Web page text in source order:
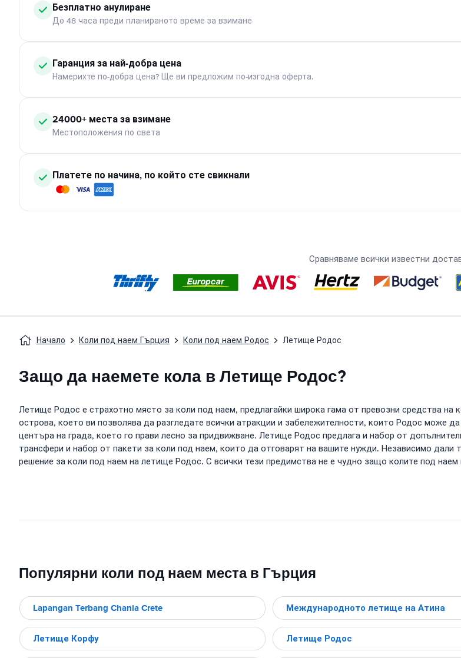
Безплатно анулиране
До 48 часа преди планираното време за взимане
Гаранция за най-добра цена
Намерихте по-добра цена? Ще ви предложим по-изгодна оферта.
24000+ места за взимане
Местоположения по света
Платете по начина, по който сте свикнали
Сравняваме всички известни
Начало Коли под наем Гърция Коли под наем Родос Летище Родос
Защо да наемете кола в Летище Родос?
Летище Родос е страхотно място за коли под наем, предлагайки широка гама от превозни средства
острова, което ви позволява да разгледате всички атракции и забележителности, които Родос може
центъра на града, което го прави лесно за придвижване. Летище Родос предлага и набор от
трансфери и набор от пакети за коли под наем, които да отговарят на вашите нужди. Независимо
решение за коли под наем на летище Родос. С всички тези предимства не е чудно защо колите под
Популярни коли под наем места в Гърция
Lapangan Terbang Chania Crete Международното летище на Атина
Летище Корфу Летище Родос